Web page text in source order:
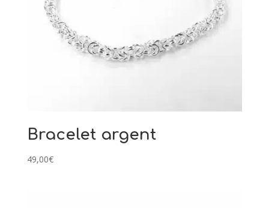
Bracelet argent
49,00€